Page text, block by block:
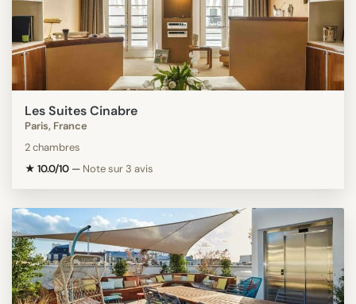
Les Suites Cinabre
Paris, France
2 chambres
★ 10.0/10 — Note sur 3 avis